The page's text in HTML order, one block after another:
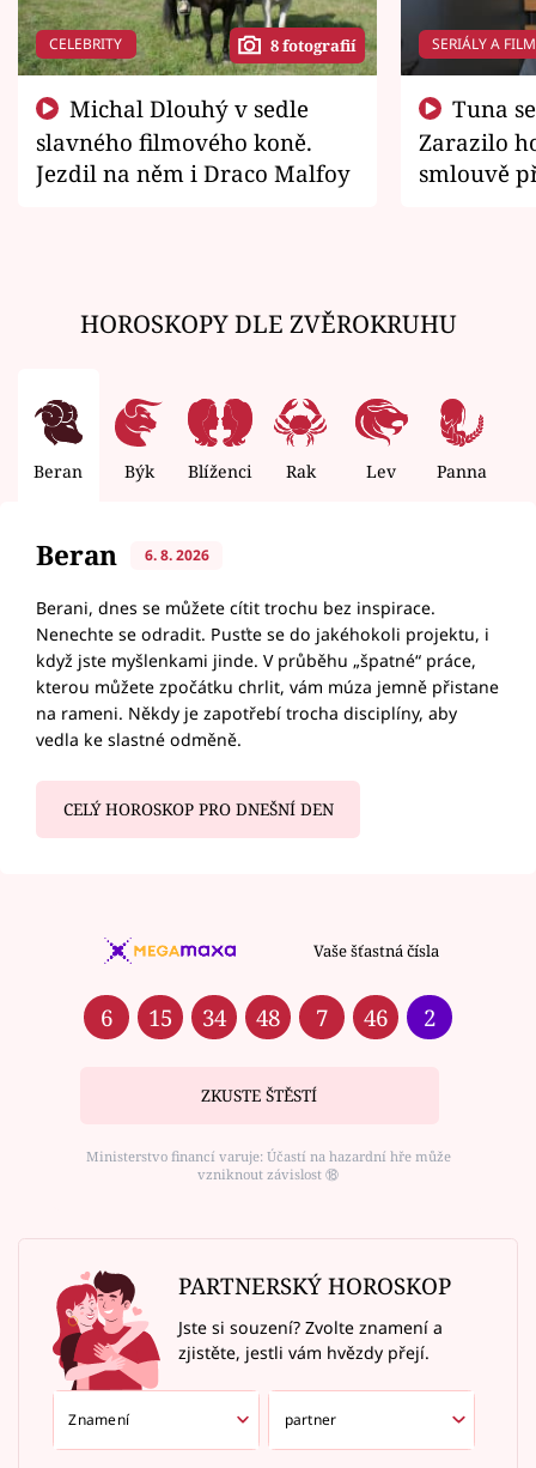
CELEBRITY 8 fotografií
slavného filmového koně.
Jezdil na něm i Draco Malfoy
SERIÁLY A
Zarazilo
smlouvě
HOROSKOPY DLE ZVĚROKRUHU
Beran Býk Blíženci Rak Lev Panna
Beran 6. 8. 2026
Berani, dnes se můžete cítit trochu bez inspirace.
Nenechte se odradit. Pusťte se do jakéhokoli projektu, i
když jste myšlenkami jinde. V průběhu „špatné“ práce,
kterou můžete zpočátku chrlit, vám múza jemně přistane
na rameni. Někdy je zapotřebí trocha disciplíny, aby
vedla ke slastné odměně.
CELÝ HOROSKOP PRO DNEŠNÍ DEN
Vaše šťastná čísla
6 15 34 48 7 46 2
ZKUSTE ŠTĚSTÍ
Ministerstvo financí varuje: Účastí na hazardní hře může
vzniknout závislost ⑱
PARTNERSKÝ HOROSKOP
Jste si souzení? Zvolte znamení a
zjistěte, jestli vám hvězdy přejí.